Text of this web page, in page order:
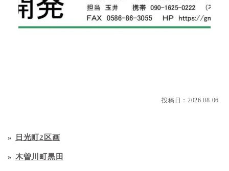
投稿日： 2026.08.06
日光町2区画
木曽川町黒田